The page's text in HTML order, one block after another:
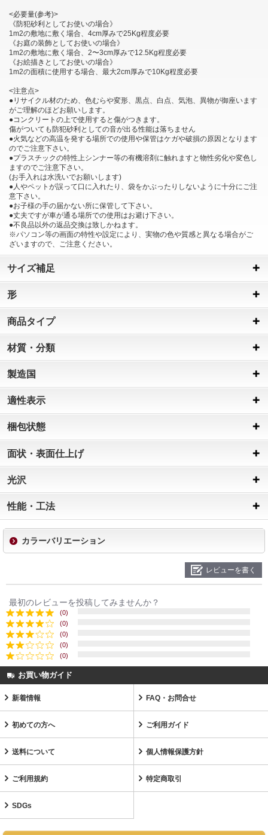
<必要量(参考)>
《防犯砂利としてお使いの場合》
1m2の敷地に敷く場合、4cm厚みで25Kg程度必要
《お庭の装飾としてお使いの場合》
1m2の敷地に敷く場合、2〜3cm厚みで12.5Kg程度必要
《お絵描きとしてお使いの場合》
1m2の面積に使用する場合、最大2cm厚みで10Kg程度必要
<注意点>
●リサイクル材のため、色むらや変形、黒点、白点、気泡、異物が御座います
がご理解のほどお願いします。
●コンクリートの上で使用すると傷がつきます。
傷がついても防犯砂利としての音が出る性能は落ちません
●火気などの高温を発する場所での使用や保管はケガや破損の原因となります
のでご注意下さい。
●プラスチックの特性上シンナー等の有機溶剤に触れますと物性劣化や変色し
ますのでご注意下さい。
(お手入れは水洗いでお願いします)
●人やペットが誤って口に入れたり、袋をかぶったりしないように十分にご注
意下さい。
●お子様の手の届かない所に保管して下さい。
●丈夫ですが車が通る場所での使用はお避け下さい。
●不良品以外の返品交換は致しかねます。
※パソコン等の画面の特性や設定により、実物の色や質感と異なる場合がご
ざいますので、ご注意ください。
サイズ補足
形
商品タイプ
材質・分類
製造国
適性表示
梱包状態
面状・表面仕上げ
光沢
性能・工法
カラーバリエーション
レビューを書く
最初のレビューを投稿してみませんか？
(0)
(0)
(0)
(0)
(0)
お買い物ガイド
新着情報 FAQ・お問合せ
初めての方へ ご利用ガイド
送料について 個人情報保護方針
ご利用規約 特定商取引
SDGs